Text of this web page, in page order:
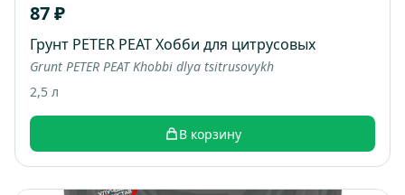
87 ₽
Грунт PETER PEAT Хобби для цитрусовых
Grunt PETER PEAT Khobbi dlya tsitrusovykh
2,5 л
В корзину